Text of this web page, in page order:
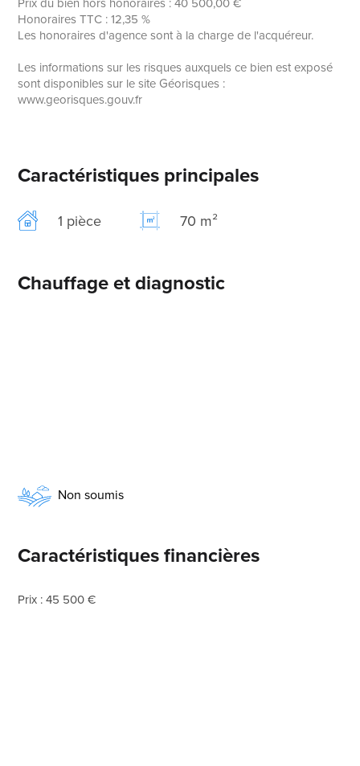
Honoraires TTC : 12,35 %
Les honoraires d'agence sont à la charge de l'acquéreur.
Les informations sur les risques auxquels ce bien est exposé
sont disponibles sur le site Géorisques :
www.georisques.gouv.fr
Caractéristiques principales
1 pièce 70 m²
Chauffage et diagnostic
Non soumis
Caractéristiques financières
Prix : 45 500 €